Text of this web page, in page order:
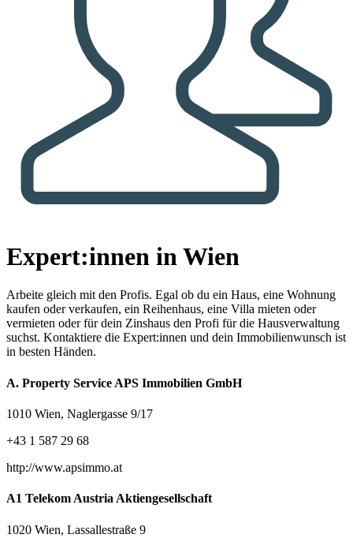
Expert:innen in Wien
Arbeite gleich mit den Profis. Egal ob du ein Haus, eine Wohnung
kaufen oder verkaufen, ein Reihenhaus, eine Villa mieten oder
vermieten oder für dein Zinshaus den Profi für die Hausverwaltung
suchst. Kontaktiere die Expert:innen und dein Immobilienwunsch ist
in besten Händen.
A. Property Service APS Immobilien GmbH
1010 Wien, Naglergasse 9/17
+43 1 587 29 68
http://www.apsimmo.at
A1 Telekom Austria Aktiengesellschaft
1020 Wien, Lassallestraße 9